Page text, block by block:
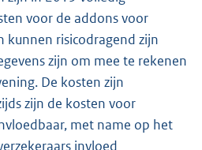
voor de addons voor
kunnen risicodragend zijn
zijn om mee te rekenen
De kosten zijn
zijn de kosten voor
met name op het
invloed